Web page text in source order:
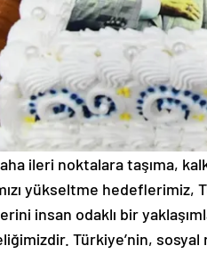
ileri noktalara taşıma,
yükseltme hedeflerimiz,
insan odaklı bir
Türkiye’nin,